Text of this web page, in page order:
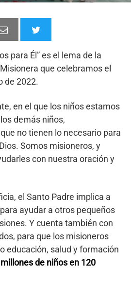
para Él” es el lema de la
que celebramos el
de 2022.
en el que los niños estamos
demás niños,
no tienen lo necesario para
Somos misioneros, y
con nuestra oración y
el Santo Padre implica a
ayudar a otros pequeños
Y cuenta también con
para que los misioneros
educación, salud y formación
de niños en 120